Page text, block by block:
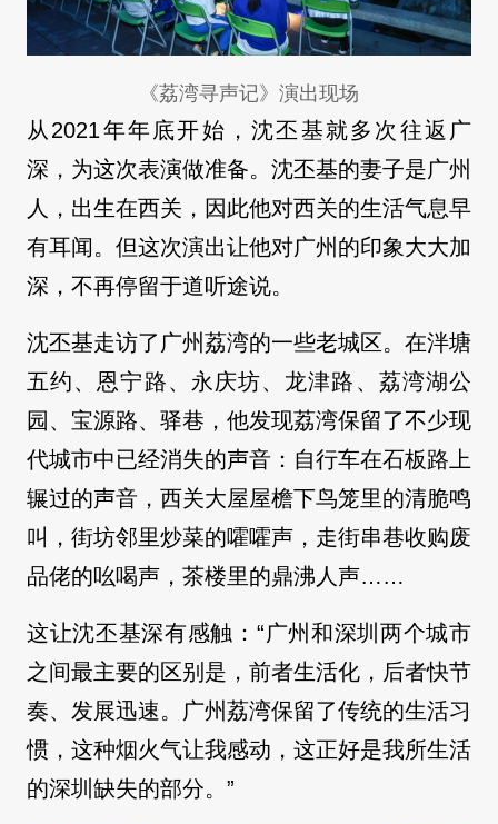
《荔湾寻声记》演出现场
从2021年年底开始，沈丕基就多次往返广
深，为这次表演做准备。沈丕基的妻子是广州
人，出生在西关，因此他对西关的生活气息早
有耳闻。但这次演出让他对广州的印象大大加
深，不再停留于道听途说。
沈丕基走访了广州荔湾的一些老城区。在泮塘
五约、恩宁路、永庆坊、龙津路、荔湾湖公
园、宝源路、驿巷，他发现荔湾保留了不少现
代城市中已经消失的声音：自行车在石板路上
辗过的声音，西关大屋屋檐下鸟笼里的清脆鸣
叫，街坊邻里炒菜的嚯嚯声，走街串巷收购废
品佬的吆喝声，茶楼里的鼎沸人声……
这让沈丕基深有感触：“广州和深圳两个城市
之间最主要的区别是，前者生活化，后者快节
奏、发展迅速。广州荔湾保留了传统的生活习
惯，这种烟火气让我感动，这正好是我所生活
的深圳缺失的部分。”